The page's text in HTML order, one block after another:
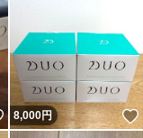
いいね！
8,000円